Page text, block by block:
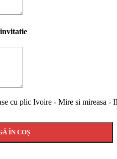
cu plic Ivoire - Mire si mireasa -
ÎN COȘ